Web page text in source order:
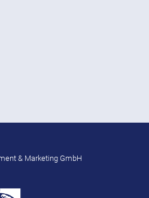
& Marketing GmbH